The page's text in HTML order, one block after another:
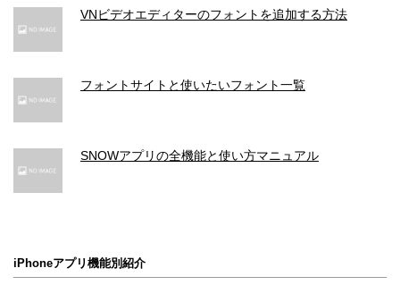
VNビデオエディターのフォントを追加する方法
フォントサイトと使いたいフォント一覧
SNOWアプリの全機能と使い方マニュアル
iPhoneアプリ機能別紹介